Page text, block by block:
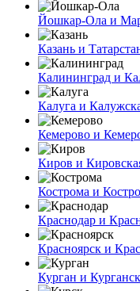
Йошкар-Ола и
Казань и
Калининград и
Калуга и
Кемерово и
Киров и
Кострома и
Краснодар и
Красноярск и
Курган и